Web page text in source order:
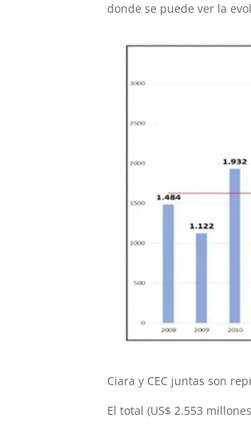
donde se puede ver la
Ciara y CEC juntas son
El total (US$ 2.553